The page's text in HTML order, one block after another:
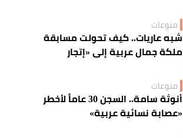
منوعات
شبه عاريات.. كيف تحولت مسابقة
ملكة جمال عربية إلى «إتجار
منوعات
أنوثة سامة.. السجن 30 عاماً لأخطر
«عصابة نسائية عربية»